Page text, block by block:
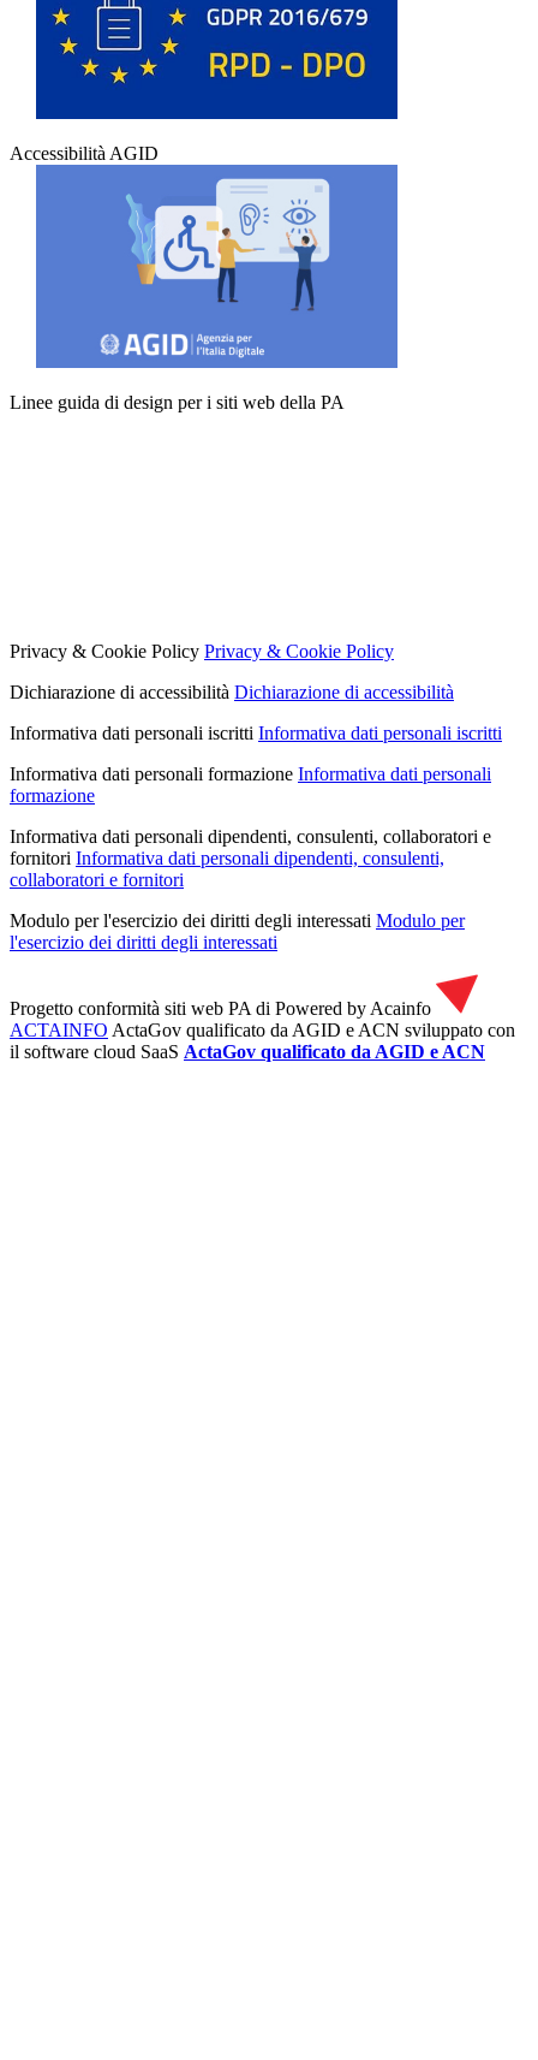
Accessibilità AGID
Linee guida di design per i siti web della PA
Privacy & Cookie Policy Privacy & Cookie Policy
Dichiarazione di accessibilità Dichiarazione di accessibilità
Informativa dati personali iscritti Informativa dati personali iscritti
Informativa dati personali formazione Informativa dati personali
formazione
Informativa dati personali dipendenti, consulenti, collaboratori e
fornitori Informativa dati personali dipendenti, consulenti,
collaboratori e fornitori
Modulo per l'esercizio dei diritti degli interessati Modulo per
l'esercizio dei diritti degli interessati
Progetto conformità siti web PA di Powered by Acainfo
ACTAINFO ActaGov qualificato da AGID e ACN sviluppato con
il software cloud SaaS ActaGov qualificato da AGID e ACN